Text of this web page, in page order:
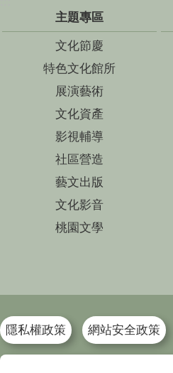
主題專區
文化節慶
特色文化館所
展演藝術
文化資產
影視輔導
社區營造
藝文出版
文化影音
桃園文學
隱私權政策 網站安全政策